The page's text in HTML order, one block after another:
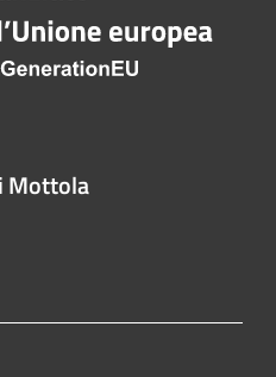
Mottola